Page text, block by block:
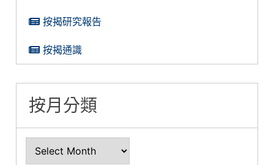
按揭研究報告
按揭通識
按月分類